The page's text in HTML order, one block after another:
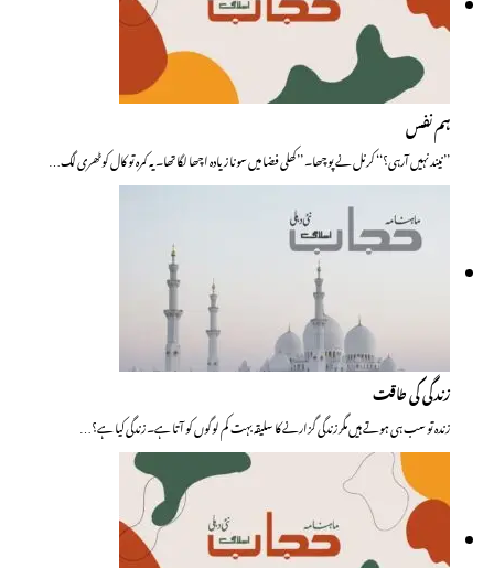
ہم نفس
’’نیند نہیں آرہی؟‘‘ کرنل نے پوچھا۔ ’’کھلی فضا میں سونا زیادہ اچھا لگا تھا۔ یہ کمرہ تو کال کوٹھری لگ…
زندگی کی طاقت
زندہ تو سب ہی ہوتے ہیں مگر زندگی گزارنے کا سلیقہ بہت کم لوگوں کو آتا ہے۔ زندگی کیا ہے؟…